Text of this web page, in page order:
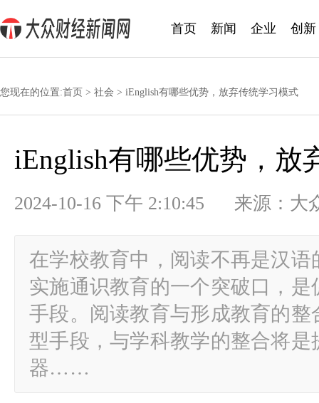
首页 新闻 企业 创新
您现在的位置:首页 > 社会 > iEnglish有哪些优势，放弃传统学习模式
iEnglish有哪些优势，放
2024-10-16 下午 2:10:45 来源：
在学校教育中，阅读不再是汉
实施通识教育的一个突破口，
手段。阅读教育与形成教育的
型手段，与学科教学的整合将
器……